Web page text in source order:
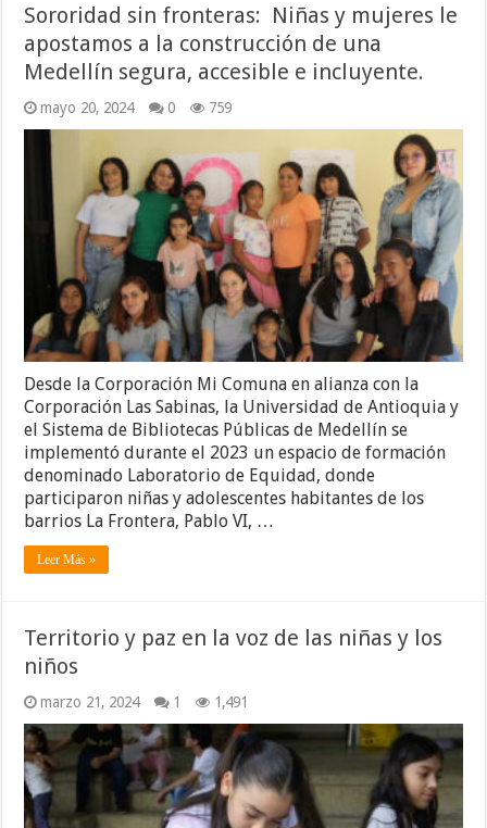
Sororidad sin fronteras: Niñas y mujeres le
apostamos a la construcción de una
Medellín segura, accesible e incluyente.
mayo 20, 2024 0 759
Desde la Corporación Mi Comuna en alianza con la
Corporación Las Sabinas, la Universidad de Antioquia y
el Sistema de Bibliotecas Públicas de Medellín se
implementó durante el 2023 un espacio de formación
denominado Laboratorio de Equidad, donde
participaron niñas y adolescentes habitantes de los
barrios La Frontera, Pablo VI, …
Leer Más »
Territorio y paz en la voz de las niñas y los
niños
marzo 21, 2024 1 1,491